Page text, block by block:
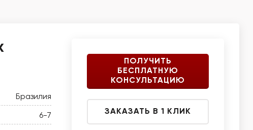
Бразилия
6-7
ПОЛУЧИТЬ
БЕСПЛАТНУЮ
КОНСУЛЬТАЦИЮ
ЗАКАЗАТЬ В 1 КЛИК